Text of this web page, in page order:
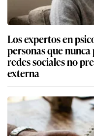
Los expertos en
personas que
redes sociales no
externa